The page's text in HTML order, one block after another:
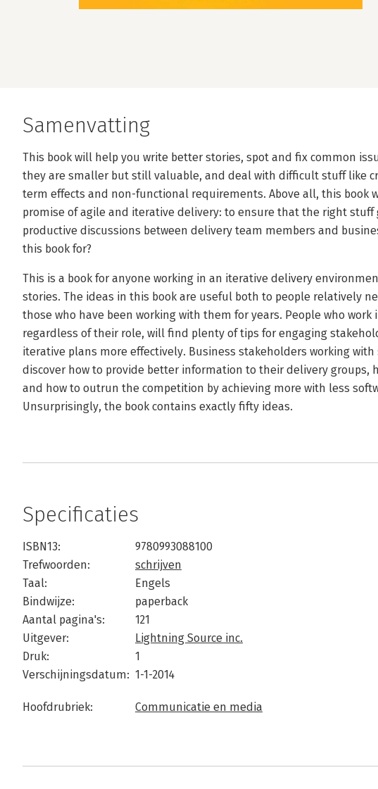
Samenvatting
This book will help you write better stories, spot and fix common
they are smaller but still valuable, and deal with difficult stuff like
term effects and non-functional requirements. Above all, this book
promise of agile and iterative delivery: to ensure that the right
productive discussions between delivery team members and
this book for?
This is a book for anyone working in an iterative delivery
stories. The ideas in this book are useful both to people relatively
those who have been working with them for years. People who work
regardless of their role, will find plenty of tips for engaging
iterative plans more effectively. Business stakeholders working
discover how to provide better information to their delivery groups,
and how to outrun the competition by achieving more with less
Unsurprisingly, the book contains exactly fifty ideas.
Specificaties
ISBN13:
9780993088100
Trefwoorden:
schrijven
Taal:
Engels
Bindwijze:
paperback
Aantal pagina's:
121
Uitgever:
Lightning Source inc.
Druk:
1
Verschijningsdatum: 1-1-2014
Hoofdrubriek: Communicatie en media